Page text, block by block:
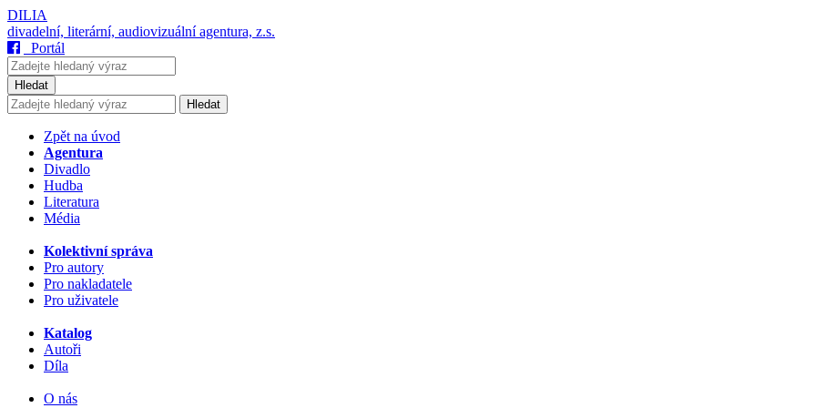
DILIA
divadelní, literární, audiovizuální agentura, z.s.
Portál
Hledat
Hledat
Zpět na úvod
Agentura
Divadlo
Hudba
Literatura
Média
Kolektivní správa
Pro autory
Pro nakladatele
Pro uživatele
Katalog
Autoři
Díla
O nás